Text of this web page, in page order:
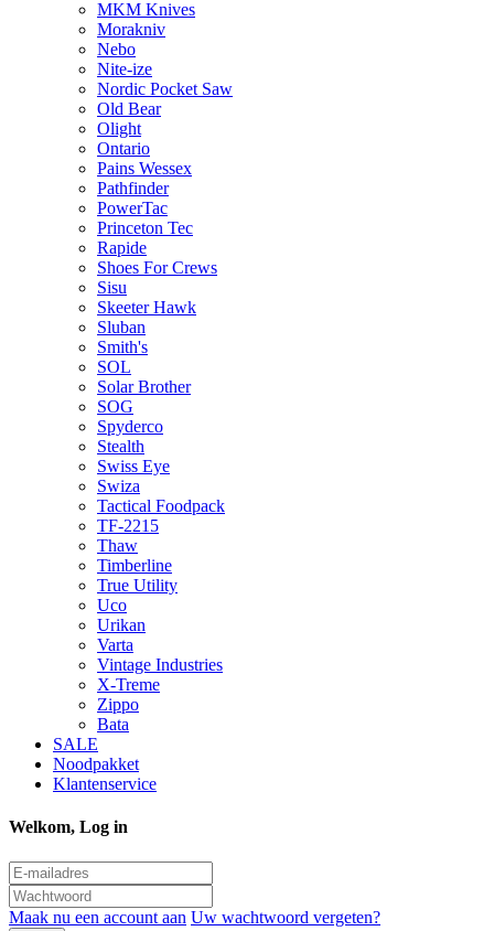
MKM Knives
Morakniv
Nebo
Nite-ize
Nordic Pocket Saw
Old Bear
Olight
Ontario
Pains Wessex
Pathfinder
PowerTac
Princeton Tec
Rapide
Shoes For Crews
Sisu
Skeeter Hawk
Sluban
Smith's
SOL
Solar Brother
SOG
Spyderco
Stealth
Swiss Eye
Swiza
Tactical Foodpack
TF-2215
Thaw
Timberline
True Utility
Uco
Urikan
Varta
Vintage Industries
X-Treme
Zippo
Bata
SALE
Noodpakket
Klantenservice
Welkom, Log in
Maak nu een account aan Uw wachtwoord vergeten?